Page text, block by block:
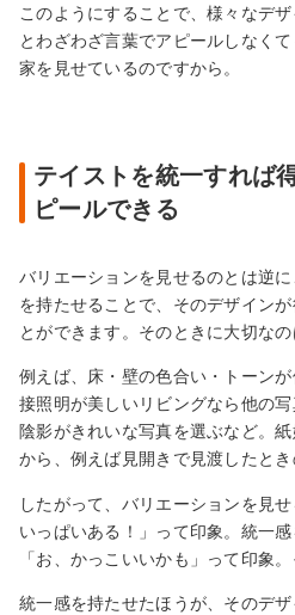
このようにすることで、様々なデ
とわざわざ言葉でアピールしなく
家を見せているのですから。
テイストを統一すれば
ピールできる
バリエーションを見せるのとは逆
を持たせることで、そのデザイン
とができます。そのときに大切なの
例えば、床・壁の色合い・トーン
接照明が美しいリビングなら他の
陰影がきれいな写真を選ぶなど。
から、例えば見開きで見渡したとき
したがって、バリエーションを見
いっぱいある！」って印象。統一
「お、かっこいいかも」って印象。
統一感を持たせたほうが、そのデ